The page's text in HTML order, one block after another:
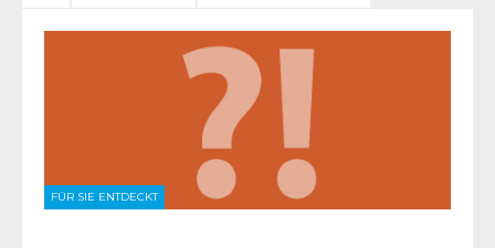
FÜR SIE ENTDECKT